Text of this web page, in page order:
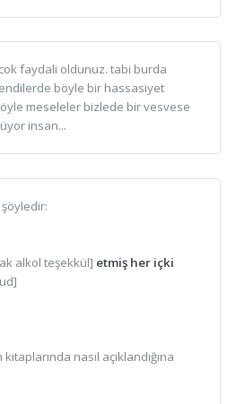
faydali oldunuz. tabi burda
böyle bir hassasiyet
meseleler bizlede bir vesvese
insan...
alkol teşekkül] etmiş her içki
nasıl açıklandığına